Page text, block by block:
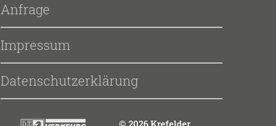
Anfrage
Impressum
Datenschutzerklärung